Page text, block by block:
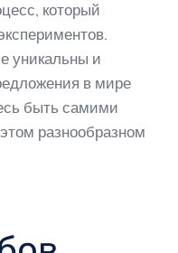
который
уникальны и
в мире
быть самими
разнообразном